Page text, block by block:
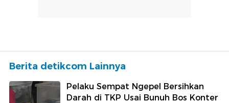
Berita detikcom Lainnya
Pelaku Sempat Ngepel Bersihkan
Darah di TKP Usai Bunuh Bos Konter